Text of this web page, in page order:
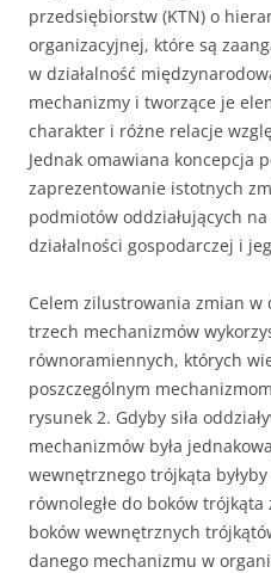
przedsiębiorstw (KTN) o
organizacyjnej, które są
w działalność
mechanizmy i tworzące je
charakter i różne relacje
Jednak omawiana koncepcja
zaprezentowanie istotnych
podmiotów oddziałujących
działalności gospodarczej i
Celem zilustrowania zmian w
trzech mechanizmów
równoramiennych, których
poszczególnym
rysunek 2. Gdyby siła
mechanizmów była
wewnętrznego trójkąta
równoległe do boków
boków wewnętrznych
danego mechanizmu w